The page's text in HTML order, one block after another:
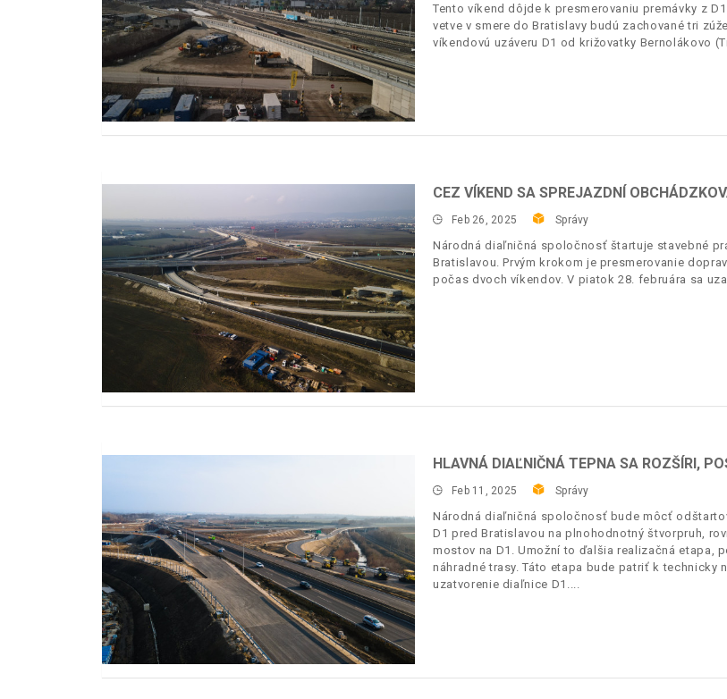
Tento víkend dôjde k presmerovaniu premávky z
vetve v smere do Bratislavy budú zachované tri
víkendovú uzáveru D1 od križovatky Bernolákovo
CEZ VÍKEND SA SPREJAZDNÍ
Feb 26, 2025 Správy
Národná diaľničná spoločnosť štartuje stavebné
Bratislavou. Prvým krokom je presmerovanie
počas dvoch víkendov. V piatok 28. februára sa
HLAVNÁ DIAĽNIČNÁ TEPNA SA ROZŠÍRI,
Feb 11, 2025 Správy
Národná diaľničná spoločnosť bude môcť
D1 pred Bratislavou na plnohodnotný štvorpruh,
mostov na D1. Umožní to ďalšia realizačná etapa,
náhradné trasy. Táto etapa bude patriť k technicky
uzatvorenie diaľnice D1.